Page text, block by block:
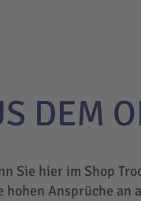
DEM
Sie hier im Shop
hohen Ansprüche